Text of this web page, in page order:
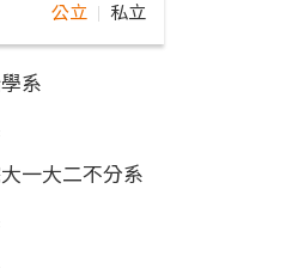
公立 私立
系
一大二不分系